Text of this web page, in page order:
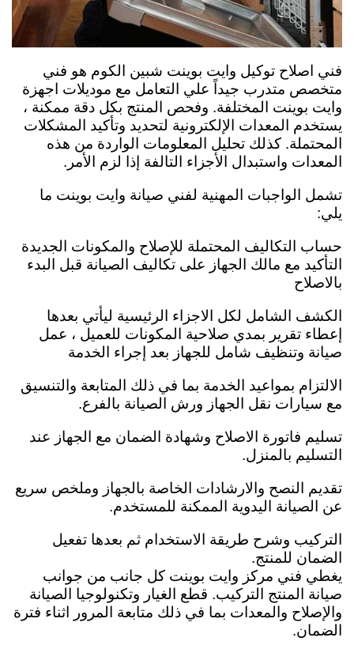
فني اصلاح توكيل وايت بوينت شبين الكوم هو فني
متخصص متدرب جيداً علي التعامل مع موديلات اجهزة
وايت بوينت المختلفة. وفحص المنتج بكل دقة ممكنة ،
يستخدم المعدات الإلكترونية لتحديد وتأكيد المشكلات
المحتملة. كذلك تحليل المعلومات الواردة من هذه
المعدات واستبدال الأجزاء التالفة إذا لزم الأمر.
تشمل الواجبات المهنية لفني صيانة وايت بوينت ما
يلي:
حساب التكاليف المحتملة للإصلاح والمكونات الجديدة
التأكيد مع مالك الجهاز على تكاليف الصيانة قبل البدء
بالاصلاح
الكشف الشامل لكل الاجزاء الرئيسية ليأتي بعدها
إعطاء تقرير بمدي صلاحية المكونات للعميل ، عمل
صيانة وتنظيف شامل للجهاز بعد إجراء الخدمة
الالتزام بمواعيد الخدمة بما في ذلك المتابعة والتنسيق
مع سيارات نقل الجهاز ورش الصيانة بالفرع.
تسليم فاتورة الاصلاح وشهادة الضمان مع الجهاز عند
التسليم بالمنزل.
تقديم النصح والارشادات الخاصة بالجهاز وملخص سريع
عن الصيانة اليدوية الممكنة للمستخدم.
التركيب وشرح طريقة الاستخدام ثم بعدها تفعيل
الضمان للمنتج.
يغطي فني مركز وايت بوينت كل جانب من جوانب
صيانة المنتج التركيب. قطع الغيار وتكنولوجيا الصيانة
والإصلاح والمعدات بما في ذلك متابعة المرور اثناء فترة
الضمان.